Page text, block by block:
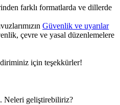
farklı formatlarda ve dillerde
Güvenlik ve uyarılar
çevre ve yasal düzenlemelere
için teşekkürler!
Neleri geliştirebiliriz?